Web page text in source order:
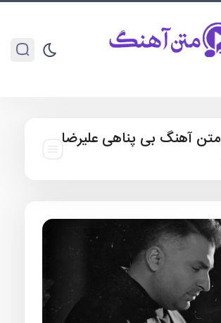
متن آهنگ بی پناهی علیرضا